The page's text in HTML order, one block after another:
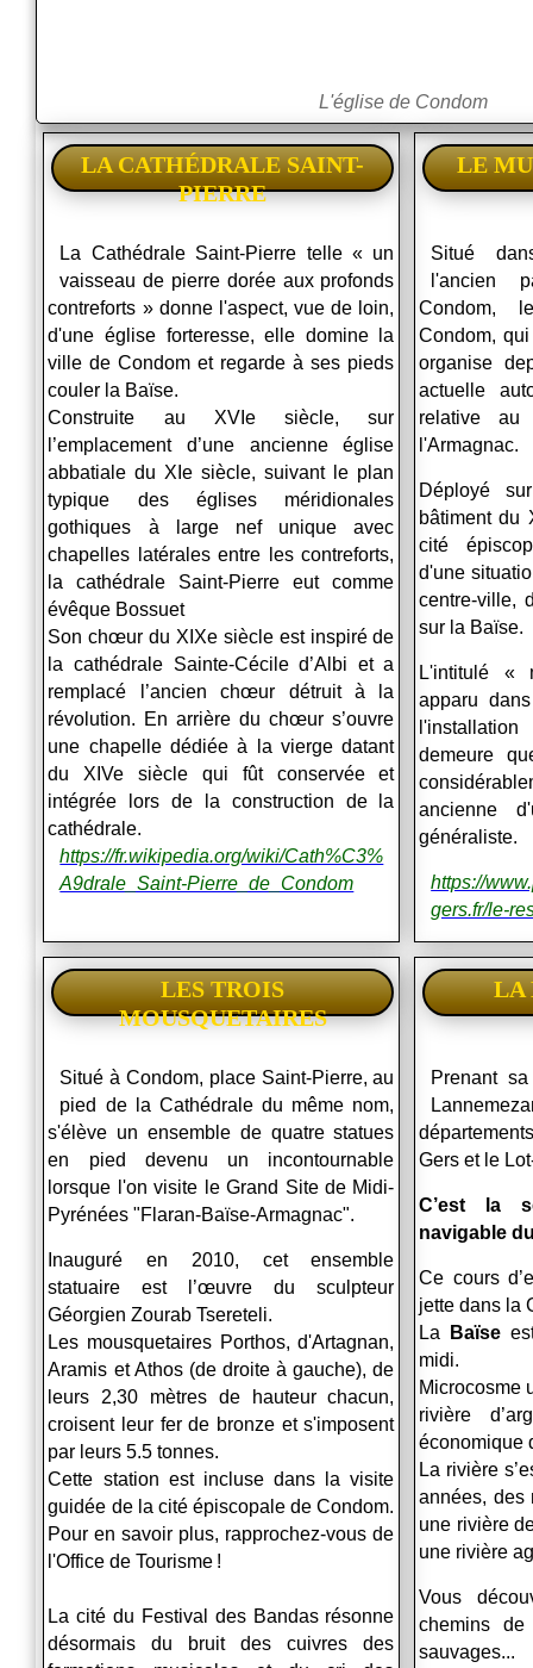
L'église de Condom
LA CATHÉDRALE SAINT-
PIERRE
La Cathédrale Saint-Pierre telle « un
vaisseau de pierre dorée aux profonds
contreforts » donne l'aspect, vue de loin,
d'une église forteresse, elle domine la
ville de Condom et regarde à ses pieds
couler la Baïse.
Construite au XVIe siècle, sur
l’emplacement d’une ancienne église
abbatiale du XIe siècle, suivant le plan
typique des églises méridionales
gothiques à large nef unique avec
chapelles latérales entre les contreforts,
la cathédrale Saint-Pierre eut comme
évêque Bossuet
Son chœur du XIXe siècle est inspiré de
la cathédrale Sainte-Cécile d’Albi et a
remplacé l’ancien chœur détruit à la
révolution. En arrière du chœur s’ouvre
une chapelle dédiée à la vierge datant
du XIVe siècle qui fût conservée et
intégrée lors de la construction de la
cathédrale.
https://fr.wikipedia.org/wiki/Cath%C3%
A9drale_Saint-Pierre_de_Condom
LE
Situé
l'ancien
Condom,
Condom,
organise
actuelle
relative au
l'Armagnac.
Déployé
bâtiment du
cité
d'une
centre-ville,
sur la Baïse.
L'intitulé «
apparu
demeure
ancienne
généraliste.
https://
gers.fr/le-
LES TROIS
MOUSQUETAIRES
Situé à Condom, place Saint-Pierre, au
pied de la Cathédrale du même nom,
s'élève un ensemble de quatre statues
en pied devenu un incontournable
lorsque l'on visite le Grand Site de Midi-
Pyrénées "Flaran-Baïse-Armagnac".
Inauguré en 2010, cet ensemble
statuaire est l’œuvre du sculpteur
Géorgien Zourab Tsereteli.
Les mousquetaires Porthos, d'Artagnan,
Aramis et Athos (de droite à gauche), de
leurs 2,30 mètres de hauteur chacun,
croisent leur fer de bronze et s'imposent
par leurs 5.5 tonnes.
Cette station est incluse dans la visite
guidée de la cité épiscopale de Condom.
Pour en savoir plus, rapprochez-vous de
l'Office de Tourisme !
La cité du Festival des Bandas résonne
désormais du bruit des cuivres des
LA
Prenant
Gers et le
C’est la
navigable
Ce cours
jette dans la
La Baïse
midi.
Microcosme
rivière
économique
La rivière
années, des
une rivière
une rivière
Vous
chemins
sauvages...